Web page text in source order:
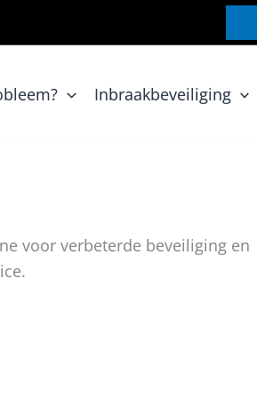
Inbraakbeveiliging
voor verbeterde beveiliging en